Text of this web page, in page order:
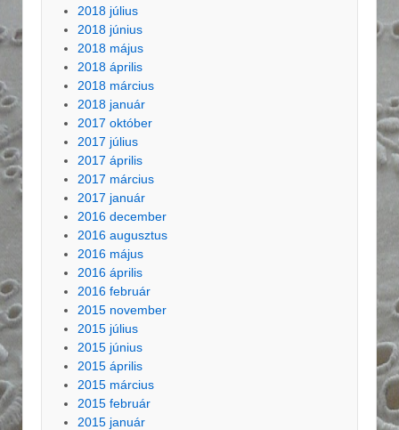
2018 július
2018 június
2018 május
2018 április
2018 március
2018 január
2017 október
2017 július
2017 április
2017 március
2017 január
2016 december
2016 augusztus
2016 május
2016 április
2016 február
2015 november
2015 július
2015 június
2015 április
2015 március
2015 február
2015 január